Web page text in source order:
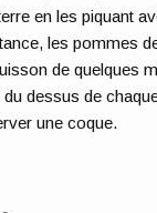
en les piquant
les pommes
de quelques
dessus de
une coque.